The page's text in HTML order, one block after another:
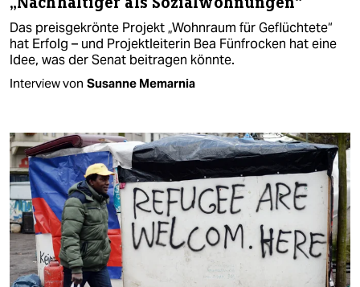
Das preisgekrönte Projekt „Wohnraum für Geflüchtete“
hat Erfolg – und Projektleiterin Bea Fünfrocken hat eine
Idee, was der Senat beitragen könnte.
Interview von Susanne Memarnia